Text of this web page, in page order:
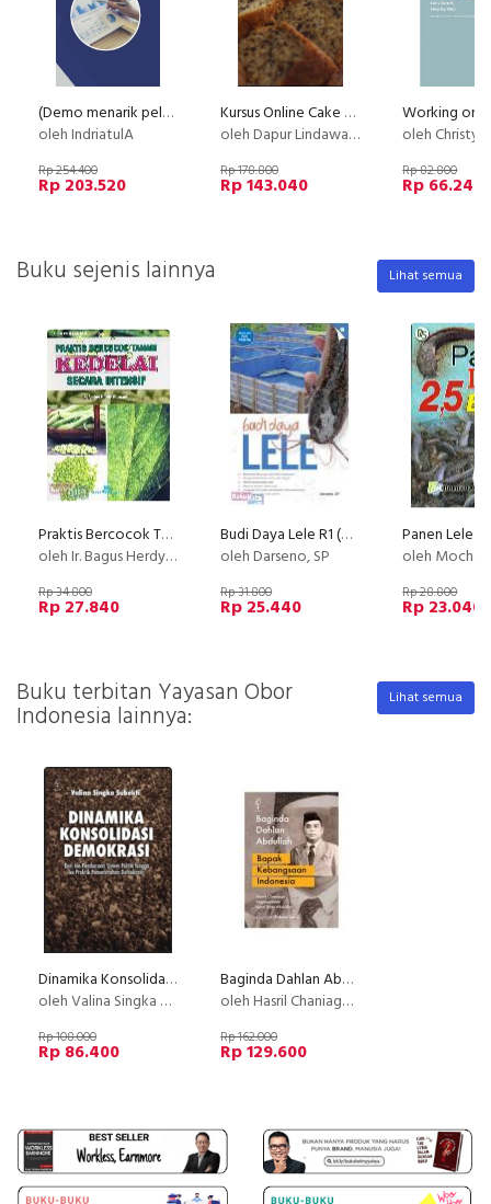
(Demo menarik pelanggan menuju link Affiliasi)
oleh IndriatulA
Rp 254.400
Rp 203.520
Kursus Online Cake Pisang Gebus Dapur Lindawaty
oleh Dapur Lindawaty
Rp 178.800
Rp 143.040
oleh Christy
Rp 82.800
Rp 66.240
Buku sejenis lainnya Lihat semua
Praktis Bercocok Tanam Kedelai Secara Intensif
oleh Ir. Bagus Herdy Firmanto
Rp 34.800
Rp 27.840
Budi Daya Lele R1 (Promo Best Book) (Disc 50%)
oleh Darseno, SP
Rp 31.800
Rp 25.440
Panen Lele
oleh Moch.
Rp 28.800
Rp 23.040
Buku terbitan Yayasan Obor
Indonesia lainnya:
Lihat semua
Dinamika Konsolidasi Demokrasi (Disc 50%)
oleh Valina Singka Subekti
Rp 108.000
Rp 86.400
Baginda Dahlan Abdullah - Bapak Kebangsaan Indonesia
oleh Hasril Chaniago, Nopriyasman, dan Iqbal Alan Abdullah
Rp 162.000
Rp 129.600